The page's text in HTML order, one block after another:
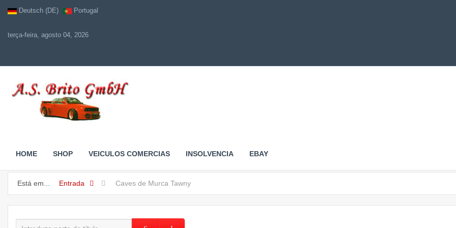
Deutsch (DE) Portugal
terça-feira, agosto 04, 2026
HOME SHOP VEICULOS COMERCIAS INSOLVENCIA EBAY
Está em... Entrada Caves de Murca Tawny